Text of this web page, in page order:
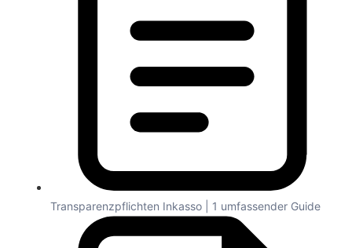
Transparenzpflichten Inkasso | 1 umfassender Guide